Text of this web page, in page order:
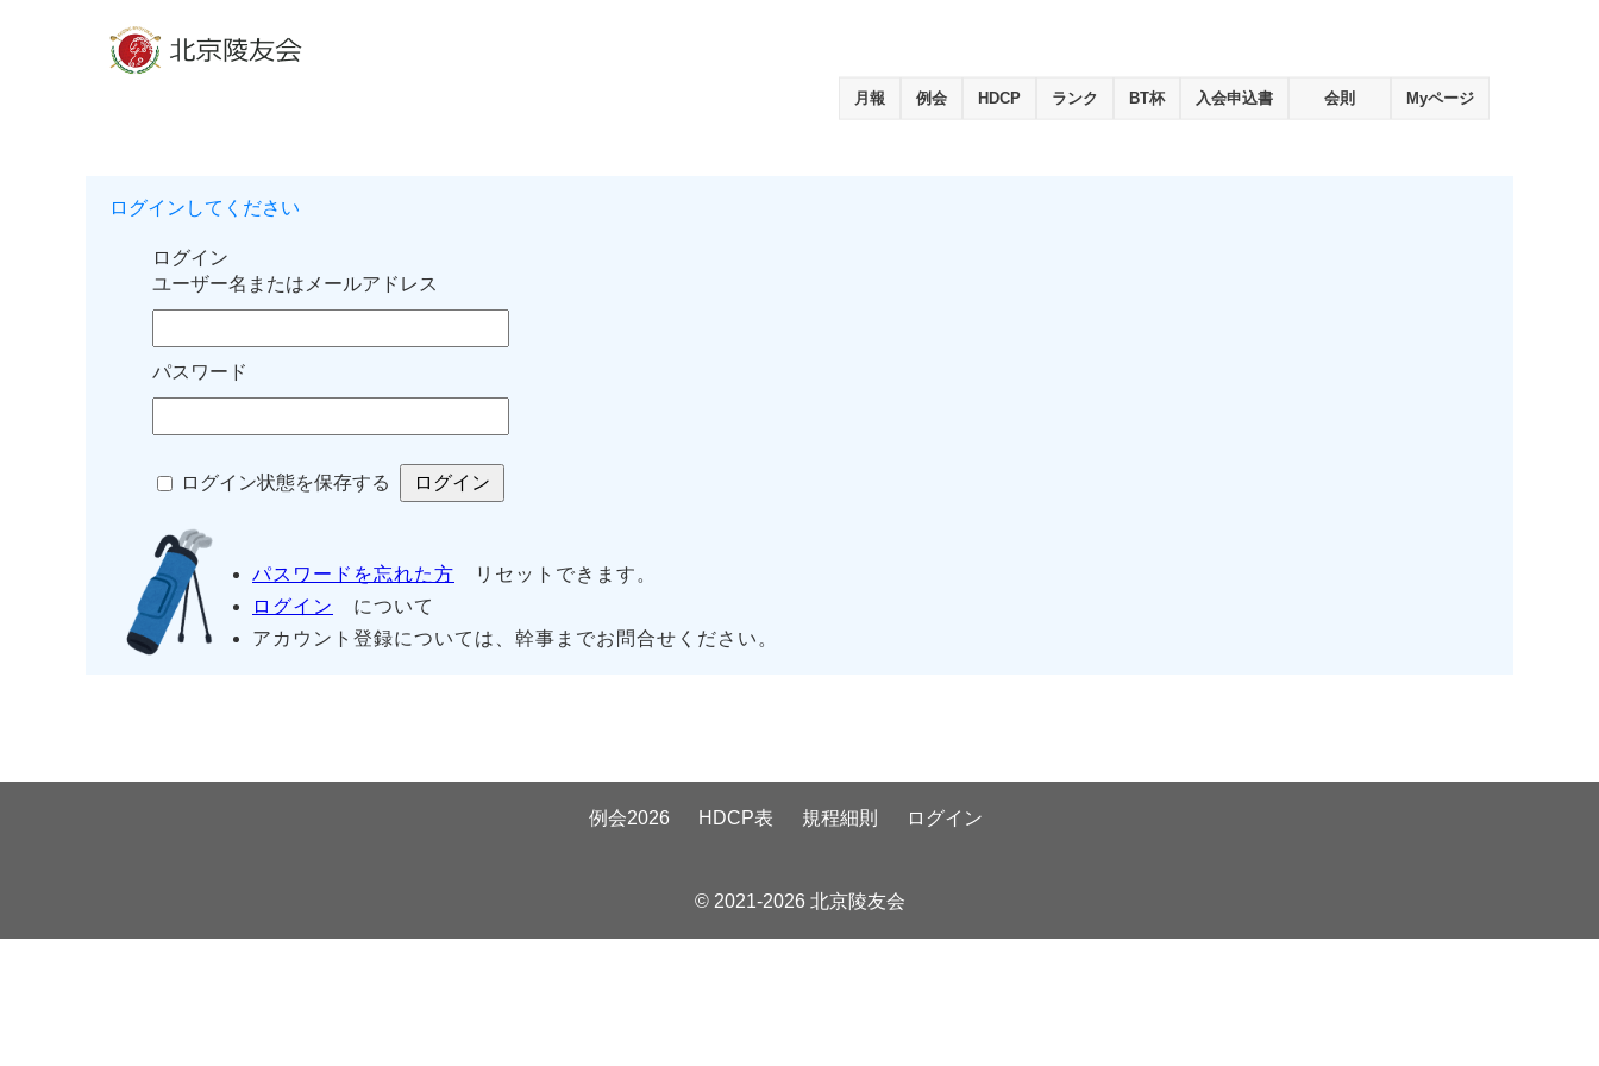
月報 例会 HDCP ランク BT杯 入会申込書 会則 Myページ
ログインしてください
ログイン
ユーザー名またはメールアドレス
パスワード
ログイン状態を保存する
パスワードを忘れた方 リセットできます。
ログイン
について
アカウント登録については、幹事までお問合せください。
例会2026 HDCP表 規程細則 ログイン
© 2021-2026 北京陵友会